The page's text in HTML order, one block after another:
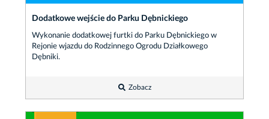
Dodatkowe wejście do Parku Dębnickiego
Wykonanie dodatkowej furtki do Parku Dębnickiego w
Rejonie wjazdu do Rodzinnego Ogrodu Działkowego
Dębniki.
Zobacz